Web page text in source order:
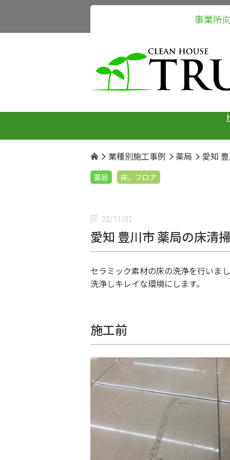
事業所
業種別施工事例 薬局 愛知
薬局 床、フロア
22/11/02
愛知 豊川市 薬局の床清
セラミック素材の床の洗浄を行いま
洗浄しキレイな環境にします。
施工前